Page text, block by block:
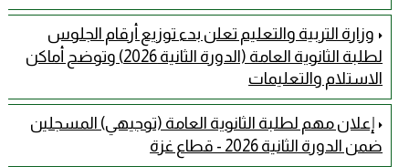
وزارة التربية والتعليم تعلن بدء توزيع أرقام الجلوس
لطلبة الثانوية العامة (الدورة الثانية 2026) وتوضح أماكن
الاستلام والتعليمات
إعلان مهم لطلبة الثانوية العامة (توجيهي) المسجلين
ضمن الدورة الثانية 2026 - قطاع غزة